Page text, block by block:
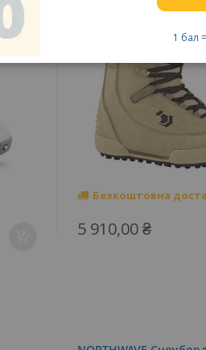
Безкоштовна
5 910,00 ₴
1 бал